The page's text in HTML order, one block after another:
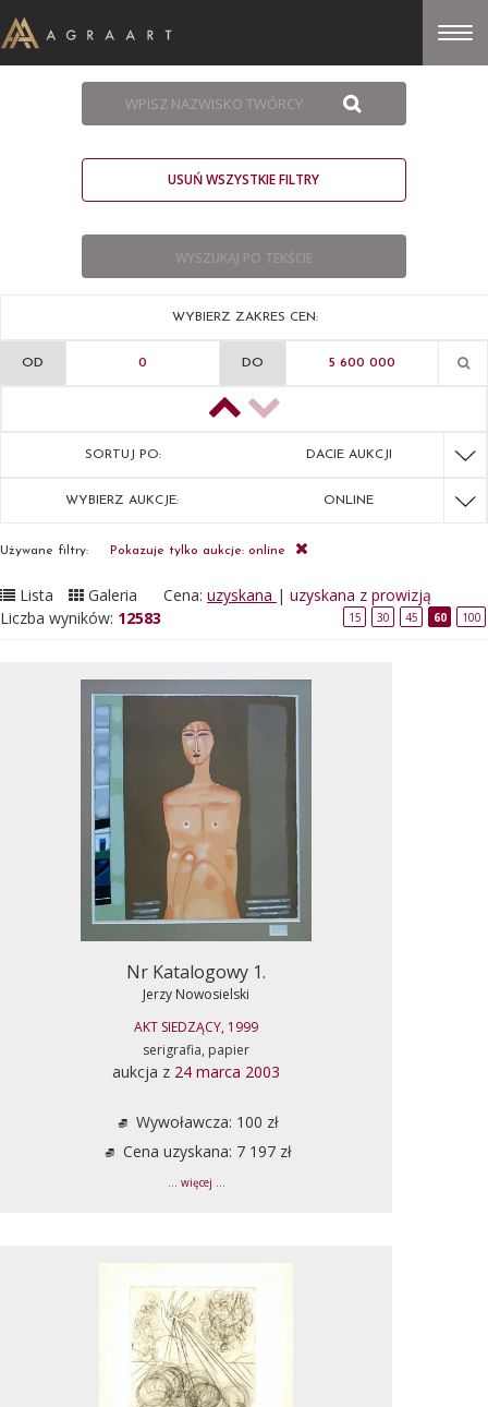
USUŃ WSZYSTKIE FILTRY
WYBIERZ ZAKRES CEN:
OD DO
SORTUJ PO: DACIE AUKCJI
WYBIERZ AUKCJE: ONLINE
Używane filtry: Pokazuje tylko aukcje: online
Lista Galeria Cena: uzyskana | uzyskana z prowizją
Liczba wyników: 12583 15 30 45 60 100
Nr Katalogowy 1.
Jerzy Nowosielski
AKT SIEDZĄCY, 1999
serigrafia, papier
aukcja z 24 marca 2003
Wywoławcza: 100 zł
Cena uzyskana: 7 197 zł
... więcej ...